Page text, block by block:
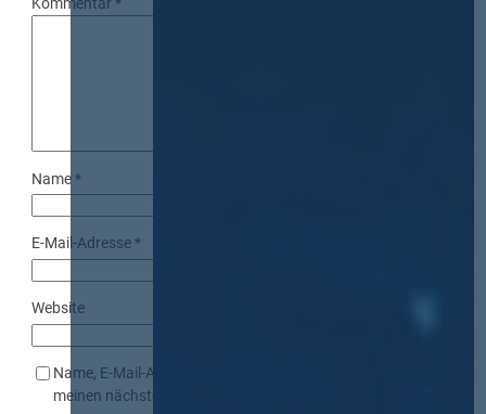
Kommentar*
Name*
E-Mail-Adresse*
Website
Name, E-Mail-Adresse und Website in diesem Browser für
meinen nächsten Kommentar speichern.